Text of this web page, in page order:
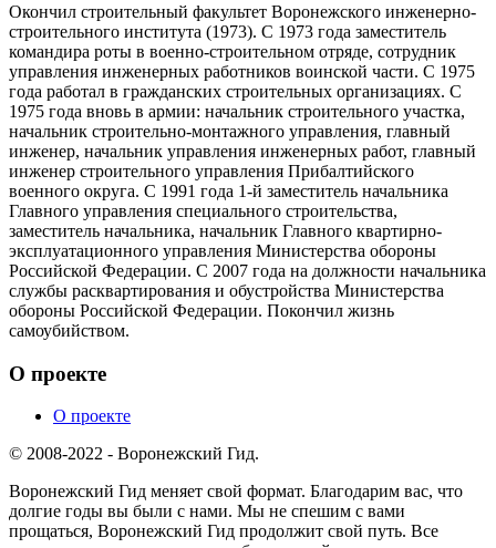
Окончил строительный факультет Воронежского инженерно-
строительного института (1973). С 1973 года заместитель
командира роты в военно-строительном отряде, сотрудник
управления инженерных работников воинской части. С 1975
года работал в гражданских строительных организациях. С
1975 года вновь в армии: начальник строительного участка,
начальник строительно-монтажного управления, главный
инженер, начальник управления инженерных работ, главный
инженер строительного управления Прибалтийского
военного округа. С 1991 года 1-й заместитель начальника
Главного управления специального строительства,
заместитель начальника, начальник Главного квартирно-
эксплуатационного управления Министерства обороны
Российской Федерации. С 2007 года на должности начальника
службы расквартирования и обустройства Министерства
обороны Российской Федерации. Покончил жизнь
самоубийством.
О проекте
О проекте
© 2008-2022 - Воронежский Гид.
Воронежский Гид меняет свой формат. Благодарим вас, что
долгие годы вы были с нами. Мы не спешим с вами
прощаться, Воронежский Гид продолжит свой путь. Все